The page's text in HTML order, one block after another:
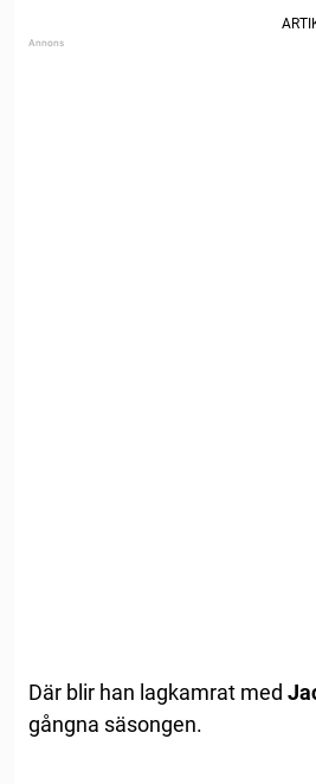
Där blir han lagkamrat med
gångna säsongen.